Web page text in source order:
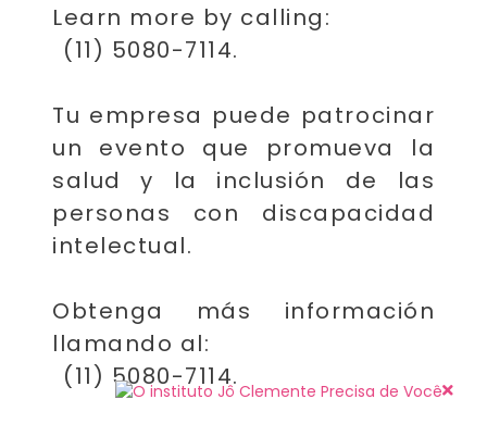
Learn more by calling:
(11) 5080-7114.
Tu empresa puede patrocinar
un evento que promueva la
salud y la inclusión de las
personas con discapacidad
intelectual.
Obtenga más información
llamando al:
(11) 5080-7114.